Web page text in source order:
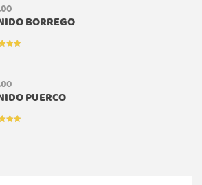
BORREGO
PUERCO